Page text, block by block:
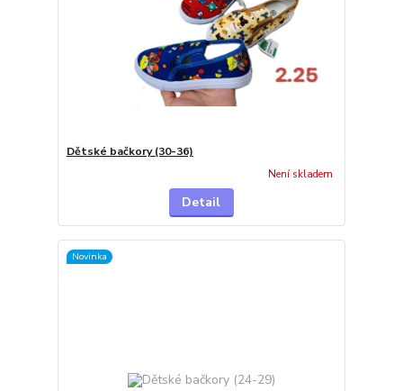
Dětské bačkory (30-36)
Není skladem
Detail
Novinka